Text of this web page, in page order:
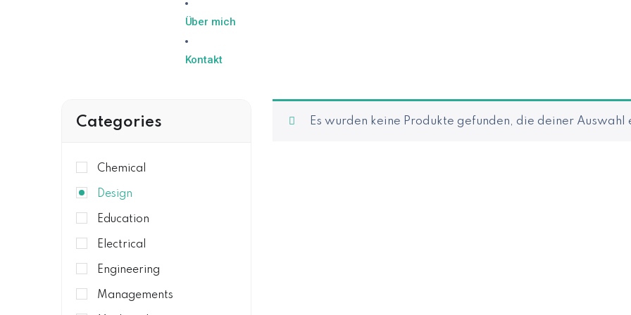
Über mich
Kontakt
Es wurden keine Produkte gefunden, die deiner Auswahl
Categories
Chemical
Design
Education
Electrical
Engineering
Managements